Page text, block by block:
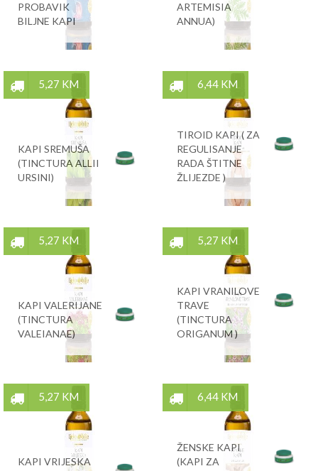
PROBAVIK
BILJNE KAPI
ARTEMISIA
ANNUA)
5,27 KM
KAPI SREMUŠA
(TINCTURA ALLII
URSINI)
6,44 KM
TIROID KAPI ( ZA
REGULISANJE
RADA ŠTITNE
ŽLIJEZDE )
5,27 KM
KAPI VALERIJANE
(TINCTURA
VALEIANAE)
5,27 KM
KAPI VRANILOVE
TRAVE
(TINCTURA
ORIGANUM )
5,27 KM
KAPI VRIJESKA
6,44 KM
ŽENSKE KAPI
(KAPI ZA